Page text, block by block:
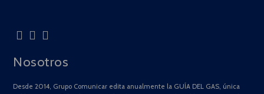
Nosotros
Desde 2014, Grupo Comunicar edita anualmente la GUÍA DEL GAS, única